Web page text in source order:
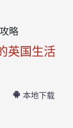
略
英国生活
本地下载